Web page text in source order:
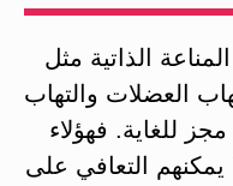
الذاتية مثل
العضلات والتهاب
للغاية. فهؤلاء
يمكنهم التعافي على